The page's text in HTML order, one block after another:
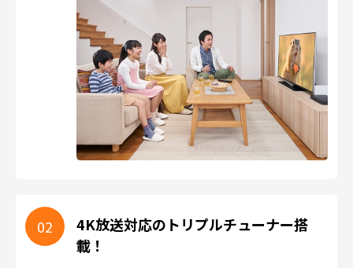
4K放送対応のトリプルチューナー搭
載！